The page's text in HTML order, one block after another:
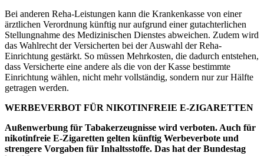
Bei anderen Reha-Leistungen kann die Krankenkasse von einer
ärztlichen Verordnung künftig nur aufgrund einer gutachterlichen
Stellungnahme des Medizinischen Dienstes abweichen. Zudem wird
das Wahlrecht der Versicherten bei der Auswahl der Reha-
Einrichtung gestärkt. So müssen Mehrkosten, die dadurch entstehen,
dass Versicherte eine andere als die von der Kasse bestimmte
Einrichtung wählen, nicht mehr vollständig, sondern nur zur Hälfte
getragen werden.
WERBEVERBOT FÜR NIKOTINFREIE E-ZIGARETTEN
Außenwerbung für Tabakerzeugnisse wird verboten. Auch für
nikotinfreie E-Zigaretten gelten künftig Werbeverbote und
strengere Vorgaben für Inhaltsstoffe. Das hat der Bundestag